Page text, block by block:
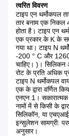
त्वरित विवरण
टाइप एन थर्मोकपल
तार बनाम एक निकल
होता है। टाइप एन
एक प्रकार के K के
गया था। टाइप N
-200 ° C और
चाहिए। )। सिलिकन
रोट के प्रति अधिक
टाइप N थर्मोकपल
एक के द्वारा वर्णित
एनएन 1। सकारात्मक
नामों में से किसी के
सिलिकॉन, या
इन्सुलेशन सामग्री:
अनुसार।